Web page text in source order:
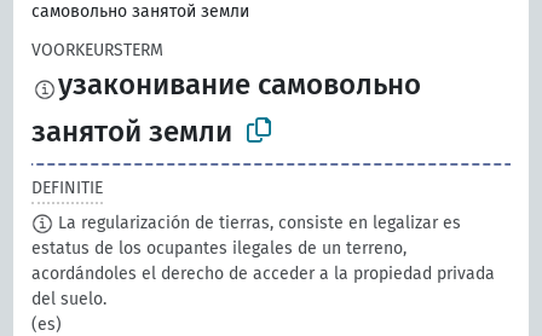
самовольно занятой земли
VOORKEURSTERM
узаконивание самовольно
занятой земли
DEFINITIE
La regularización de tierras, consiste en legalizar es
estatus de los ocupantes ilegales de un terreno,
acordándoles el derecho de acceder a la propiedad privada
del suelo.
(es)